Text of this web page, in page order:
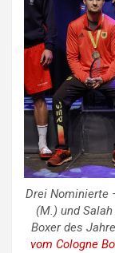
Drei Nominierte
(M.) und
Boxer des
vom Cologne